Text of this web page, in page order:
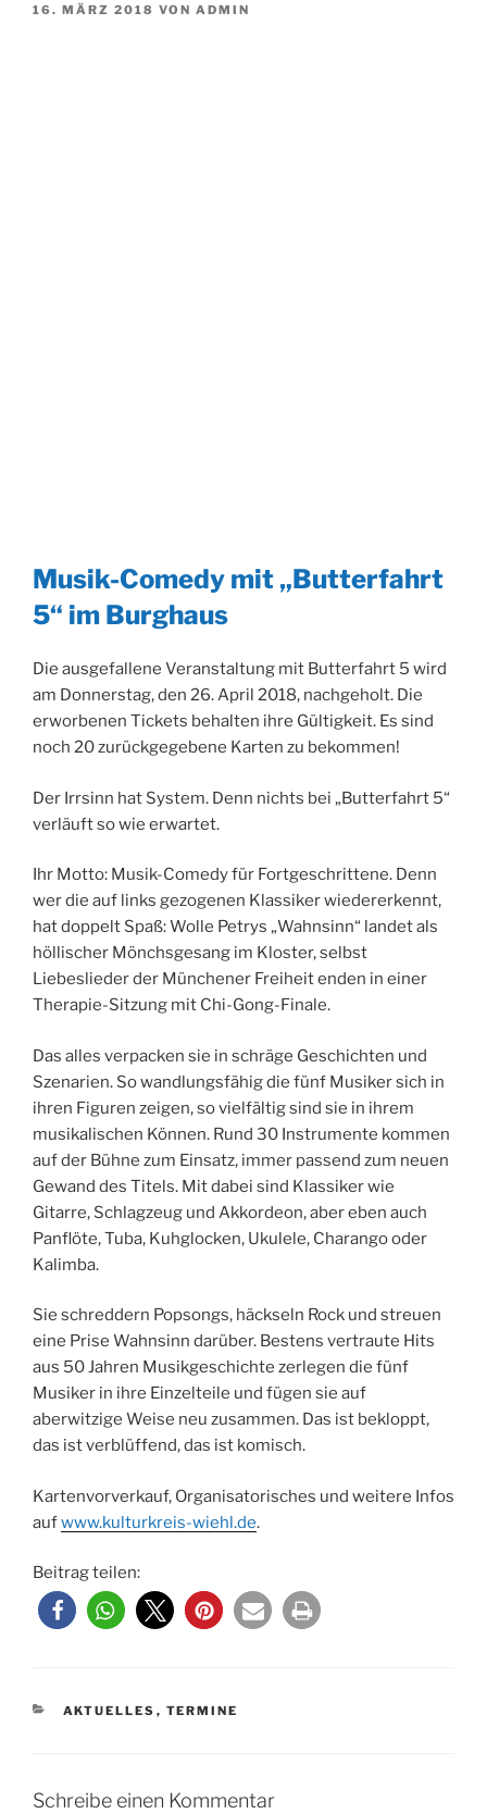
VERÖFFENTLICHT
16. MÄRZ 2018 VON ADMIN
Musik-Comedy mit „Butterfahrt
5“ im Burghaus
Die ausgefallene Veranstaltung mit Butterfahrt 5 wird
am Donnerstag, den 26. April 2018, nachgeholt. Die
erworbenen Tickets behalten ihre Gültigkeit. Es sind
noch 20 zurückgegebene Karten zu bekommen!
Der Irrsinn hat System. Denn nichts bei „Butterfahrt 5“
verläuft so wie erwartet.
Ihr Motto: Musik-Comedy für Fortgeschrittene. Denn
wer die auf links gezogenen Klassiker wiedererkennt,
hat doppelt Spaß: Wolle Petrys „Wahnsinn“ landet als
höllischer Mönchsgesang im Kloster, selbst
Liebeslieder der Münchener Freiheit enden in einer
Therapie-Sitzung mit Chi-Gong-Finale.
Das alles verpacken sie in schräge Geschichten und
Szenarien. So wandlungsfähig die fünf Musiker sich in
ihren Figuren zeigen, so vielfältig sind sie in ihrem
musikalischen Können. Rund 30 Instrumente kommen
auf der Bühne zum Einsatz, immer passend zum neuen
Gewand des Titels. Mit dabei sind Klassiker wie
Gitarre, Schlagzeug und Akkordeon, aber eben auch
Panflöte, Tuba, Kuhglocken, Ukulele, Charango oder
Kalimba.
Sie schreddern Popsongs, häckseln Rock und streuen
eine Prise Wahnsinn darüber. Bestens vertraute Hits
aus 50 Jahren Musikgeschichte zerlegen die fünf
Musiker in ihre Einzelteile und fügen sie auf
aberwitzige Weise neu zusammen. Das ist bekloppt,
das ist verblüffend, das ist komisch.
Kartenvorverkauf, Organisatorisches und weitere Infos
aufwww.kulturkreis-wiehl.de.
Beitrag teilen:
KATEGORIEN
AKTUELLES , TERMINE
Schreibe einen Kommentar